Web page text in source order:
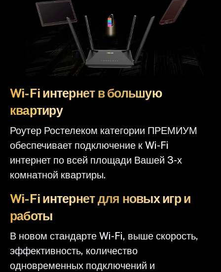
Wi-Fi интернет в большую
квартиру
Роутер Ростелеком категории ПРЕМИУМ
обеспечивает подключение к Wi-Fi
интернет по всей площади Вашей 3-х
комнатной квартиры.
Wi-Fi интернет для новых игр и
работы
В новом стандарте Wi-Fi, выше скорость,
эффективность, количество
одновременных подключений и